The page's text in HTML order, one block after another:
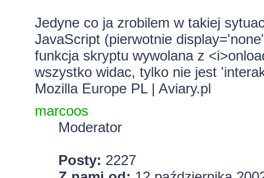
Jedyne co ja zrobilem w takiej
JavaScript (pierwotnie
funkcja skryptu wywolana z
wszystko widac, tylko nie jest
Mozilla Europe PL| Aviary.pl
marcoos
Moderator
Posty: 2227